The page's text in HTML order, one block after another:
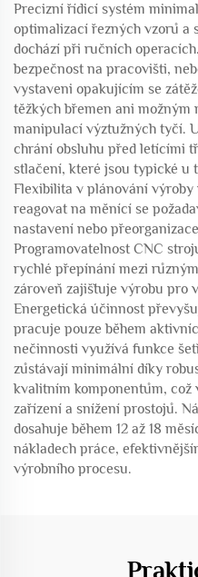
Precizní řídicí systém
optimalizací řezných vzorů a
dochází při ručních
bezpečnost na pracovišti,
vystaveni opakujícím se
těžkých břemen ani možným
manipulací výztužných tyčí.
chrání obsluhu před letícími
stlačení, které jsou typické u
Flexibilita v plánování
reagovat na měnící se
nastavení nebo
Programovatelnost CNC
rychlé přepínání mezi
zároveň zajišťuje výrobu pro
Energetická účinnost
pracuje pouze během
nečinnosti využívá funkce
zůstávají minimální díky
kvalitním komponentům, což
zařízení a snížení prostojů.
dosahuje během 12 až 18
nákladech práce,
výrobního procesu.